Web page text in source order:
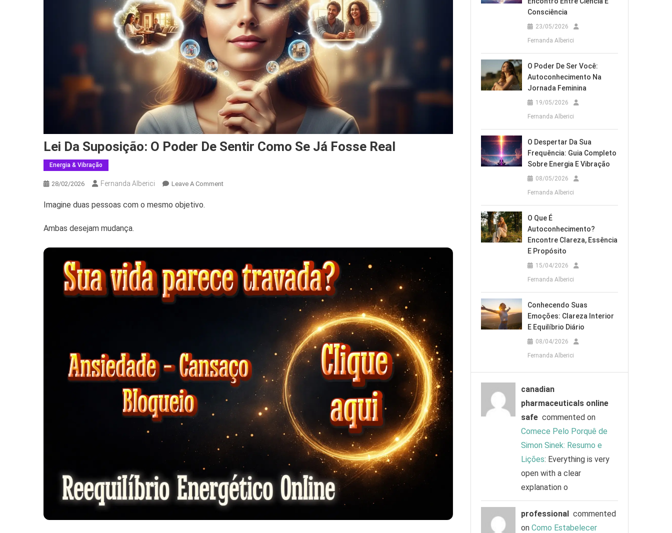
Lei Da Suposição: O Poder De Sentir Como Se Já Fosse Real
Energia & Vibração
28/02/2026 Fernanda Alberici Leave A CommentOn
Como
Se
Já
Imagine duas pessoas com o mesmo objetivo.
Ambas desejam mudança.
Consciência
23/05/2026
Fernanda Alberici
O Poder De Ser Você:
Autoconhecimento Na
Jornada Feminina
19/05/2026
Fernanda Alberici
O Despertar Da Sua
Frequência: Guia Completo
Sobre Energia E Vibração
08/05/2026
Fernanda Alberici
O Que É
Autoconhecimento?
Encontre Clareza, Essência
E Propósito
15/04/2026
Fernanda Alberici
Conhecendo Suas
Emoções: Clareza Interior
E Equilíbrio Diário
08/04/2026
Fernanda Alberici
canadian
pharmaceuticals online
safecommented on
Comece Pelo Porquê de
Simon Sinek: Resumo e
Lições: Everything is very
open with a clear
explanation o
professionalcommented
on Como Estabelecer